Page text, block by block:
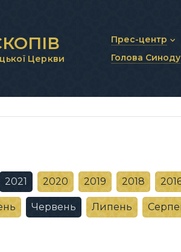
Церкви
Прес-центр
Новини та анонси
Голова Синоду
2021 2020 2019 2018
Червень Липень